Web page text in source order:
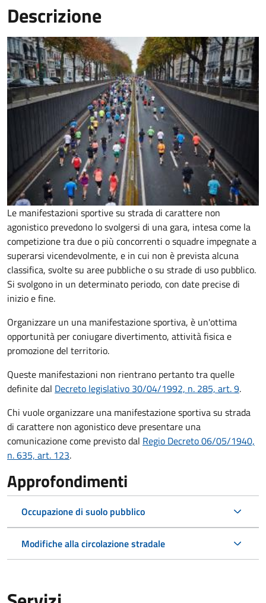
Descrizione
Le manifestazioni sportive su strada di carattere non
agonistico prevedono lo svolgersi di una gara, intesa come la
competizione tra due o più concorrenti o squadre impegnate a
superarsi vicendevolmente, e in cui non è prevista alcuna
classifica, svolte su aree pubbliche o su strade di uso pubblico.
Si svolgono in un determinato periodo, con date precise di
inizio e fine.
Organizzare un una manifestazione sportiva, è un'ottima
opportunità per coniugare divertimento, attività fisica e
promozione del territorio.
Queste manifestazioni non rientrano pertanto tra quelle
definite dal Decreto legislativo 30/04/1992, n. 285, art. 9.
Chi vuole organizzare una manifestazione sportiva su strada
di carattere non agonistico deve presentare una
comunicazione come previsto dal Regio Decreto 06/05/1940,
n. 635, art. 123.
Approfondimenti
Occupazione di suolo pubblico
Modifiche alla circolazione stradale